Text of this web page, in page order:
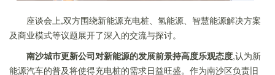
座谈会上,双方围绕新能源充电桩、氢能源、智慧能源解决方案
及商业模式等议题展开了深入的交流与探讨。
南沙城市更新公司对新能源的发展前景持高度乐观态度,认为新
能源汽车的普及将使得充电桩的需求日益旺盛。作为南沙区负责旧